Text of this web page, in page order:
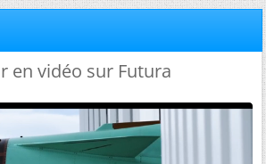
en vidéo sur Futura